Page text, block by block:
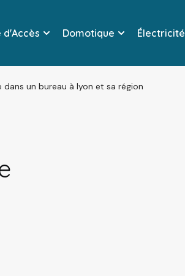
d'Accès Domotique Électricité
un bureau à lyon et sa région